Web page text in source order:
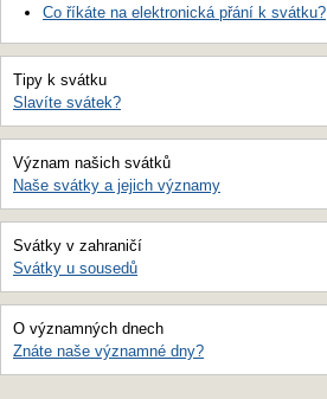
Co říkáte na elektronická přání k svátku?
Tipy k svátku
Slavíte svátek?
Význam našich svátků
Naše svátky a jejich významy
Svátky v zahraničí
Svátky u sousedů
O významných dnech
Znáte naše významné dny?